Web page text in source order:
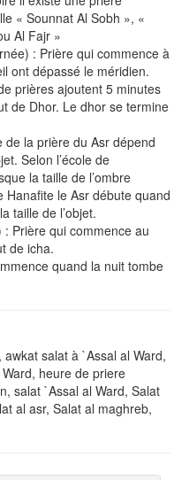
« Sounnat Al Sobh », «
Al Fajr »
: Prière qui commence à
ont dépassé le méridien.
prières ajoutent 5 minutes
de Dhor. Le dhor se termine
de la prière du Asr dépend
Selon l’école de
la taille de l’ombre
Hanafite le Asr débute quand
taille de l’objet.
Prière qui commence au
de icha.
quand la nuit tombe
salat à `Assal al Ward,
heure de priere
salat `Assal al Ward, Salat
al asr, Salat al maghreb,